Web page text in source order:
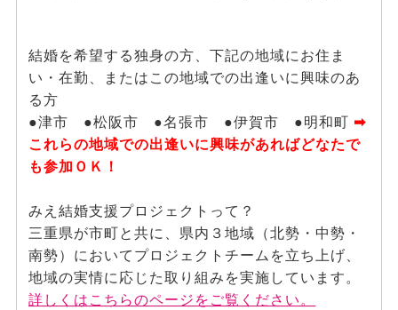
結婚を希望する独身の方、下記の地域にお住ま
い・在勤、またはこの地域での出逢いに興味のあ
る方
●津市 ●松阪市 ●名張市 ●伊賀市 ●明和町 ➡
これらの地域での出逢いに興味があればどなたで
も参加ＯＫ！
みえ結婚支援プロジェクトって？
三重県が市町と共に、県内３地域（北勢・中勢・
南勢）においてプロジェクトチームを立ち上げ、
地域の実情に応じた取り組みを実施しています。
詳しくはこちらのページをご覧ください。